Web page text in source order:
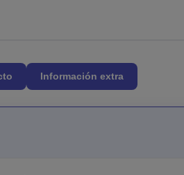
Información extra